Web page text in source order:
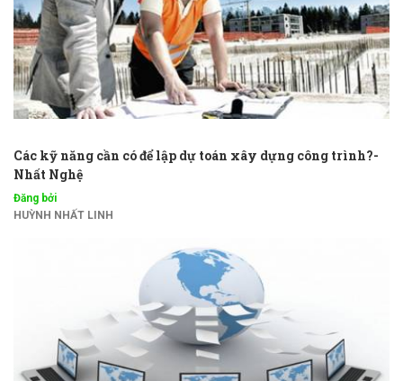
Các kỹ năng cần có để lập dự toán xây dựng công trình?-
Nhất Nghệ
Đăng bởi
HUỲNH NHẤT LINH